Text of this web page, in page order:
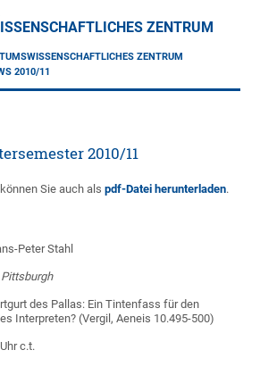
ZENTRUM
ZENTRUM
2010/11
2010/11
Sie auch alspdf-Datei herunterladen.
Peter Stahl
des Pallas: Ein Tintenfass für den
Interpreten? (Vergil, Aeneis 10.495-500)
c.t.